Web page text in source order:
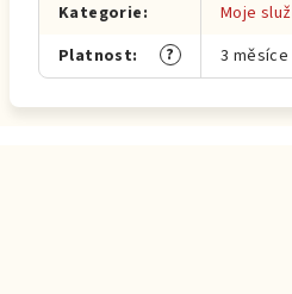
Kategorie:
Moje
?
Platnost: 3